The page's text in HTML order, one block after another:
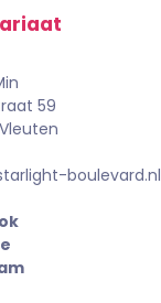
59
boulevard.nl